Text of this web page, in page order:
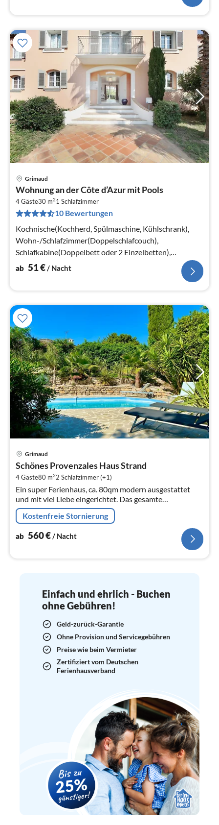
Grimaud
Wohnung an der Côte d’Azur mit Pools
4 Gäste30 m21 Schlafzimmer
10 Bewertungen
Kochnische(Kochherd, Spülmaschine, Kühlschrank),
Wohn-/Schlafzimmer(Doppelschlafcouch),
Schlafkabine(Doppelbett oder 2 Einzelbetten),
Badezimmer(Badewanne oder Dusche, Toilette)
ab 51€/ Nacht
Grimaud
Schönes Provenzales Haus Strand
4 Gäste80 m22 Schlafzimmer (+1)
Ein super Ferienhaus, ca. 80qm modern ausgestattet
und mit viel Liebe eingerichtet. Das gesamte
Grundstück ist eingezäunt und mit der Begrünung von
aussen nicht einsehbar auf ca.
Kostenfreie Stornierung
ab 560€/ Nacht
Einfach und ehrlich - Buchen
ohne Gebühren!
Geld-zurück-Garantie
Ohne Provision und Servicegebühren
Preise wie beim Vermieter
Zertifiziert vom Deutschen
Ferienhausverband